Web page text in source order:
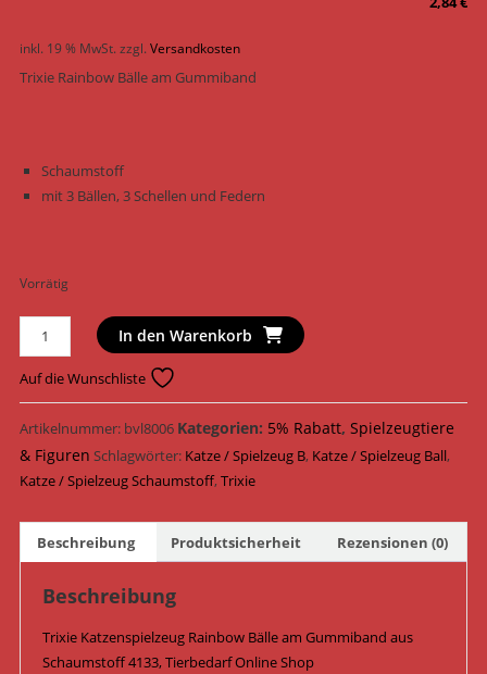
inkl. 19 % MwSt. zzgl. Versandkosten
Trixie Rainbow Bälle am Gummiband
Schaumstoff
mit 3 Bällen, 3 Schellen und Federn
Vorrätig
Trixie
Katzenspielzeug
Rainbow
Bälle
am
Gummiband
Schaumstoff
3,5
In den Warenkorb
Auf die Wunschliste
Artikelnummer: bvl8006 Kategorien: 5% Rabatt, Spielzeugtiere
& Figuren Schlagwörter: Katze / Spielzeug B, Katze / Spielzeug Ball,
Katze / Spielzeug Schaumstoff,Trixie
Beschreibung Produktsicherheit Rezensionen (0)
Beschreibung
Trixie Katzenspielzeug Rainbow Bälle am Gummiband aus
Schaumstoff 4133, Tierbedarf Online Shop